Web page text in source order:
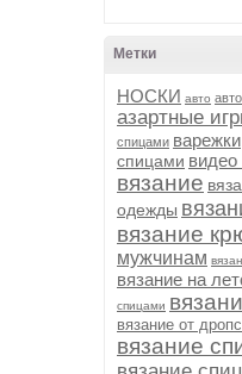
Метки
НОСКИ авто
азартные
спицами варежки
спицами видео
вязание
одежды
вязание
мужчинам
вязание на
спицами
вязание от
вязание